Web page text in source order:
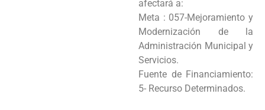
afectará a:
Meta : 057-Mejoramiento y
Modernización de la
Administración Municipal y
Servicios.
Fuente de Financiamiento:
5- Recurso Determinados.